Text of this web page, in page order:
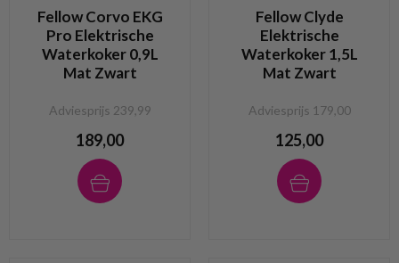
Fellow Corvo EKG
Pro Elektrische
Waterkoker 0,9L
Mat Zwart
Adviesprijs 239,99
189,00
Fellow Clyde
Elektrische
Waterkoker 1,5L
Mat Zwart
Adviesprijs 179,00
125,00